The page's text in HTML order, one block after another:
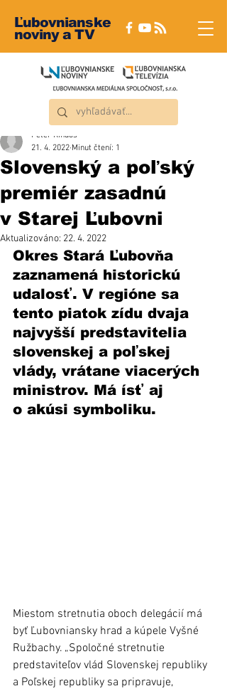
Ľubovnianske
noviny a TV
Slovenský a poľský
premiér zasadnú
v Starej Ľubovni
Peter Rindoš
21. 4. 2022 Minut čtení: 1
Aktualizováno: 22. 4. 2022
Okres Stará Ľubovňa
zaznamená historickú
udalosť. V regióne sa
tento piatok zídu dvaja
najvyšší predstavitelia
slovenskej a poľskej
vlády, vrátane viacerých
ministrov. Má ísť aj
o akúsi symboliku.
Miestom stretnutia oboch delegácií má
byť Ľubovniansky hrad a kúpele Vyšné
Ružbachy. „Spoločné stretnutie
predstaviteľov vlád Slovenskej republiky
a Poľskej republiky sa pripravuje,